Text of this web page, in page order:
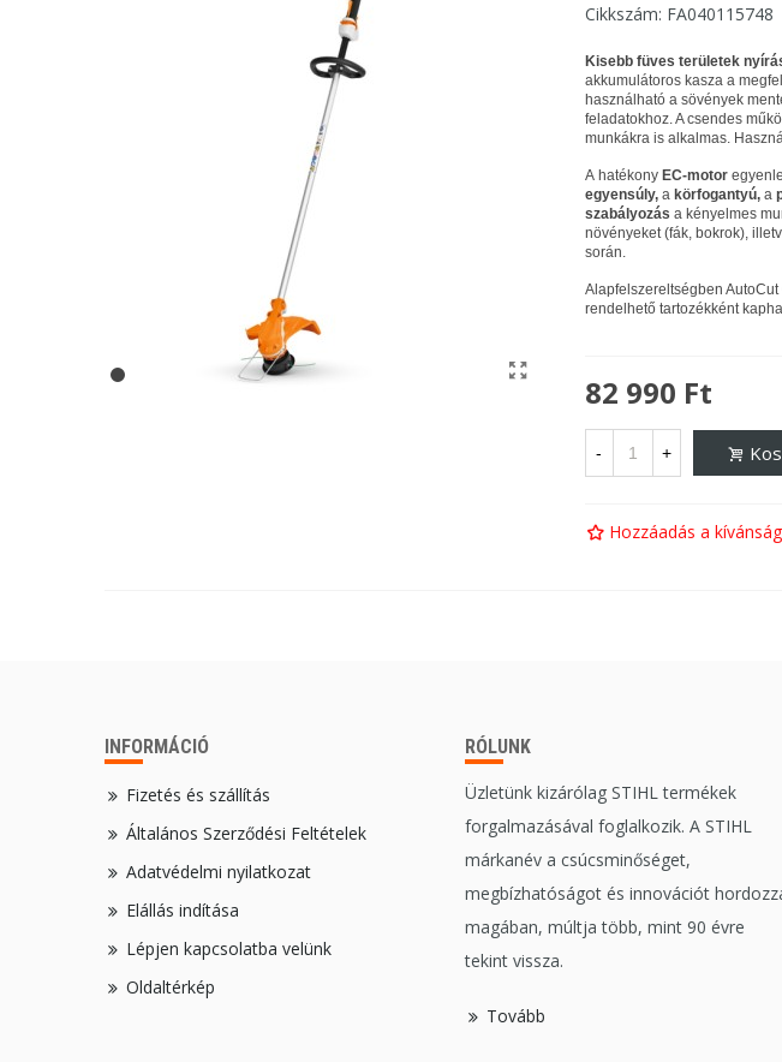
Cikkszám: FA040115748
Kisebb füves területek
akkumulátoros kasza a
használható a sövények
feladatokhoz. A csendes
munkákra is alkalmas.
A hatékony EC-motor
egyensúly,akörfogantyú, a
szabályozás a kényelmes
növényeket (fák, bokrok),
során.
Alapfelszereltségben
rendelhető tartozékként
82 990 Ft
- +
Hozzáadás a
INFORMÁCIÓ
Fizetés és szállítás
Általános Szerződési Feltételek
Adatvédelmi nyilatkozat
Elállás indítása
Lépjen kapcsolatba velünk
Oldaltérkép
RÓLUNK
Üzletünk kizárólag STIHL termékek
forgalmazásával foglalkozik. A STIHL
márkanév a csúcsminőséget,
megbízhatóságot és innovációt
magában, múltja több, mint 90 évre
tekint vissza.
Tovább